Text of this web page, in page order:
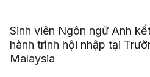
Sinh viên Ngôn ngữ Anh
hành trình hội nhập tại
Malaysia